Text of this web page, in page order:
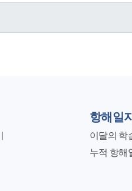
항해일
이달의 학
누적 항해